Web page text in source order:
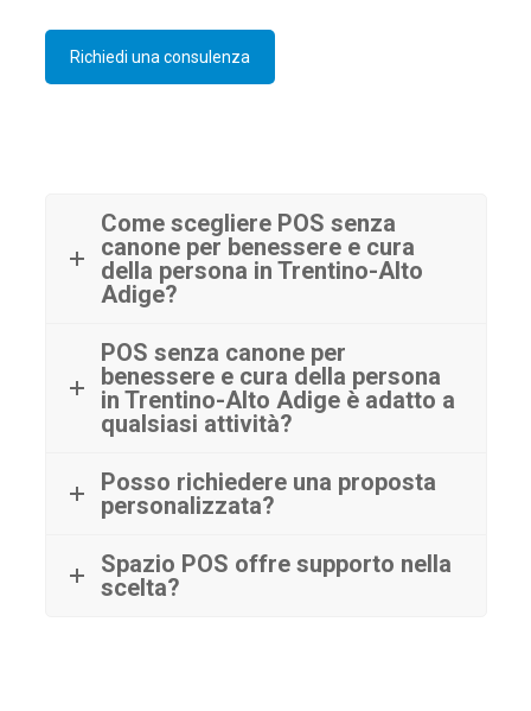
Richiedi una consulenza
Come scegliere POS senza
canone per benessere e cura
della persona in Trentino-Alto
Adige?
POS senza canone per
benessere e cura della persona
in Trentino-Alto Adige è adatto a
qualsiasi attività?
Posso richiedere una proposta
personalizzata?
Spazio POS offre supporto nella
scelta?